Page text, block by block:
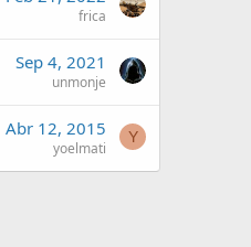
frica
Sep 4, 2021
unmonje
Abr 12, 2015
yoelmati
Y